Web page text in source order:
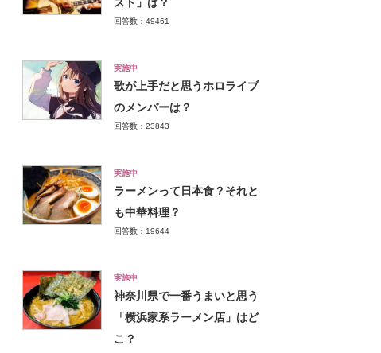
回答数：49461
実施中
歌が上手だと思うホロライブ
のメンバーは？
回答数：23843
実施中
ラーメンって日本食？それと
も中華料理？
回答数：19644
実施中
神奈川県で一番うまいと思う
「横浜家系ラーメン店」はど
こ？